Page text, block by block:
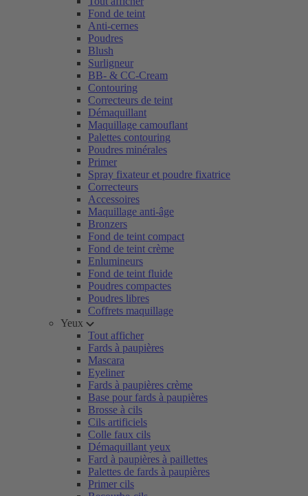
Fond de teint
Anti-cernes
Poudres
Blush
Surligneur
BB- & CC-Cream
Contouring
Correcteurs de teint
Démaquillant
Maquillage camouflant
Palettes contouring
Poudres minérales
Primer
Spray fixateur et poudre fixatrice
Correcteurs
Accessoires
Maquillage anti-âge
Bronzers
Fond de teint compact
Fond de teint crème
Enlumineurs
Fond de teint fluide
Poudres compactes
Poudres libres
Coffrets maquillage
Yeux
Tout afficher
Fards à paupières
Mascara
Eyeliner
Fards à paupières crème
Base pour fards à paupières
Brosse à cils
Cils artificiels
Colle faux cils
Démaquillant yeux
Fard à paupières à paillettes
Palettes de fards à paupières
Primer cils